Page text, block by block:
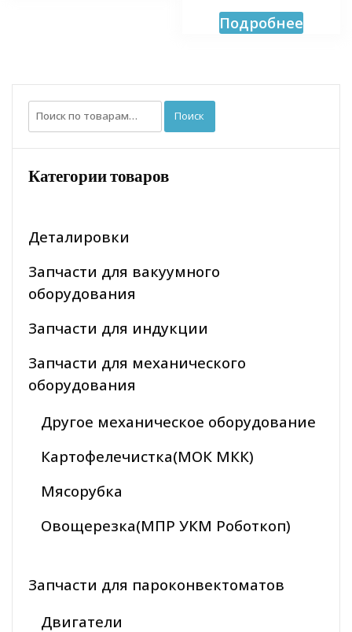
Подробнее
Искать: Поиск
Категории товаров
Деталировки
Запчасти для вакуумного
оборудования
Запчасти для индукции
Запчасти для механического
оборудования
Другое механическое оборудование
Картофелечистка(МОК МКК)
Мясорубка
Овощерезка(МПР УКМ Роботкоп)
Запчасти для пароконвектоматов
Двигатели